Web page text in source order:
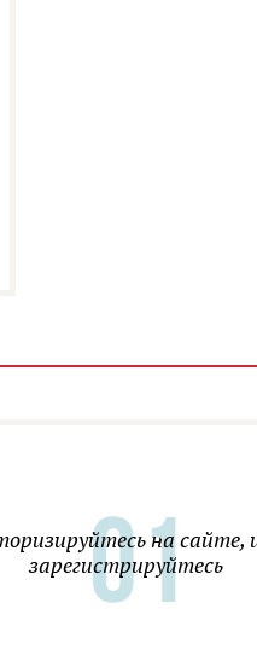
на сайте,
зарегистрируйтесь